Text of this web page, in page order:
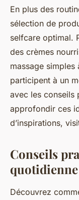
En plus des
sélection de
selfcare optimal.
des crèmes
massage simples
participent à un
avec les conseils
approfondir ces
d’inspirations,
Conseils
Découvrez